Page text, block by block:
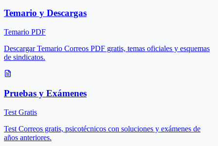
Temario y Descargas
Temario PDF
Descargar Temario Correos PDF gratis, temas oficiales y esquemas
de sindicatos.
Pruebas y Exámenes
Test Gratis
Test Correos gratis, psicotécnicos con soluciones y exámenes de
años anteriores.